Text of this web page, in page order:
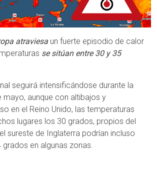
atraviesa un fuerte episodio de calor
se sitúan entre 30 y 35
seguirá intensificándose durante la
mayo, aunque con altibajos y
en el Reino Unido, las temperaturas
lugares los 30 grados, propios del
sureste de Inglaterra podrían incluso
grados en algunas zonas.